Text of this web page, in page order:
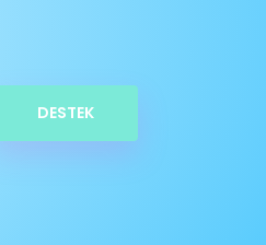
DESTEK